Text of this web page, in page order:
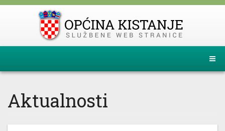
Aktualnosti